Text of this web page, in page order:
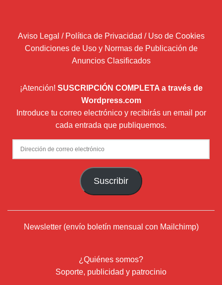
Aviso Legal / Política de Privacidad / Uso de Cookies
Condiciones de Uso y Normas de Publicación de
Anuncios Clasificados
¡Atención! SUSCRIPCIÓN COMPLETA a través de
Wordpress.com
Introduce tu correo electrónico y recibirás un email por
cada entrada que publiquemos.
Dirección
de
Suscribir
Newsletter (envío boletín mensual con Mailchimp)
¿Quiénes somos?
Soporte, publicidad y patrocinio